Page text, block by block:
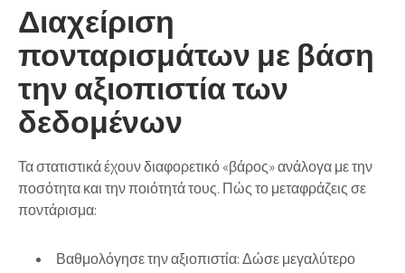
Διαχείριση
πονταρισμάτων με βάση
την αξιοπιστία των
δεδομένων
Τα στατιστικά έχουν διαφορετικό «βάρος» ανάλογα με την
ποσότητα και την ποιότητά τους. Πώς το μεταφράζεις σε
ποντάρισμα:
Βαθμολόγησε την αξιοπιστία:Δώσε μεγαλύτερο